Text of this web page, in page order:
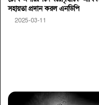
সহায়তা প্রদান করল এনডিপি
2025-03-11